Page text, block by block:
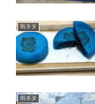
街ネタ
街ネタ